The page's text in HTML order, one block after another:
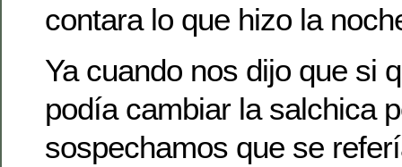
contara lo que hizo la
Ya cuando nos dijo que si
podía cambiar la salchica
sospechamos que se